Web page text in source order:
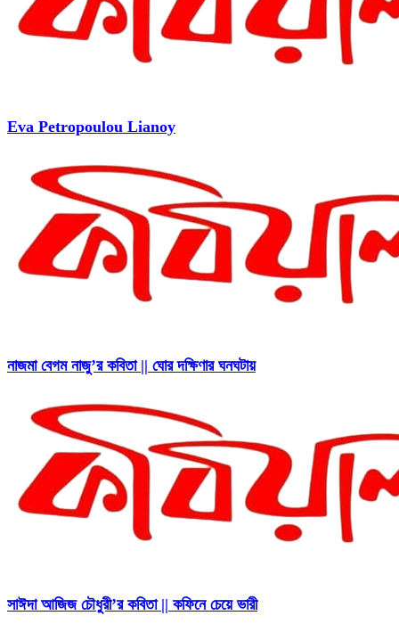
Eva Petropoulou Lianoy
নাজমা বেগম নাজু’র কবিতা || ঘোর দক্ষিণার ঘনঘটায়
সাঈদা আজিজ চৌধুরী’র কবিতা || কফিনে চেয়ে ভারী